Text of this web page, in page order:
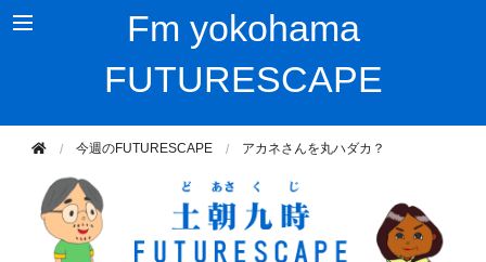
Fm yokohama
FUTURESCAPE
今週のFUTURESCAPE アカネさんを丸ハダカ？